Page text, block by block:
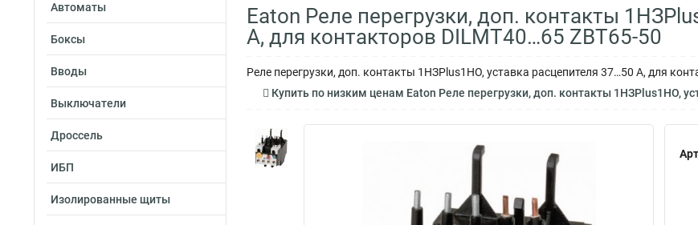
Автоматы
Боксы
Вводы
Выключатели
Дроссель
ИБП
Изолированные щиты
Eaton Реле перегрузки, доп. контакты
А, для контакторов DILMT40…65 ZBT65-50
Реле перегрузки, доп. контакты 1НЗPlus1НО, уставка расцепителя 37…50 А, для
Купить по низким ценам Eaton Реле перегрузки, доп. контакты 1НЗPlus1НО,